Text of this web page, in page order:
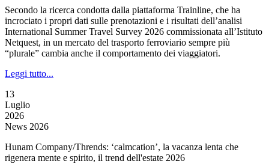
Secondo la ricerca condotta dalla piattaforma Trainline, che ha
incrociato i propri dati sulle prenotazioni e i risultati dell’analisi
International Summer Travel Survey 2026 commissionata all’Istituto
Netquest, in un mercato del trasporto ferroviario sempre più
“plurale” cambia anche il comportamento dei viaggiatori.
Leggi tutto...
13
Luglio
2026
News 2026
Hunam Company/Thrends: ‘calmcation’, la vacanza lenta che
rigenera mente e spirito, il trend dell'estate 2026